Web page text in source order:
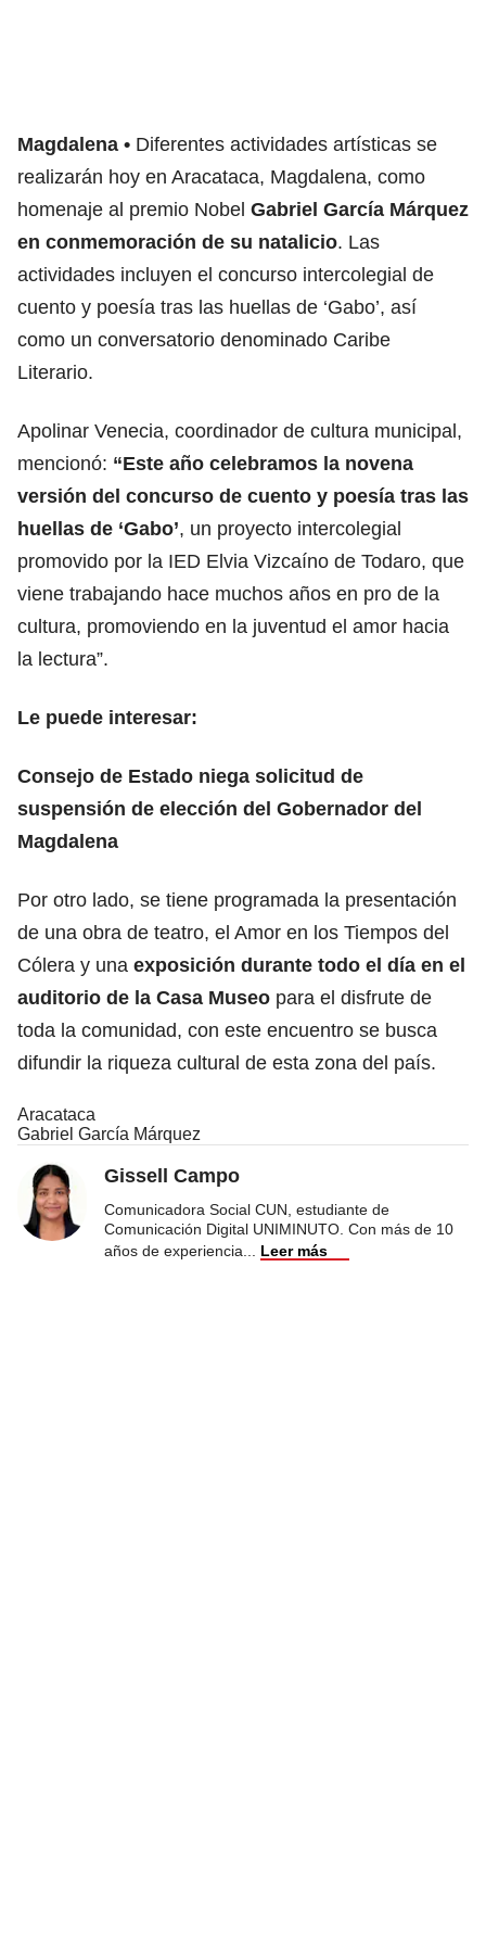
Magdalena
Diferentes actividades artísticas se
realizarán hoy en Aracataca, Magdalena, como
homenaje al premio Nobel Gabriel García Márquez
en conmemoración de su natalicio. Las
actividades incluyen el concurso intercolegial de
cuento y poesía tras las huellas de ‘Gabo’, así
como un conversatorio denominado Caribe
Literario.
Apolinar Venecia, coordinador de cultura municipal,
mencionó: “Este año celebramos la novena
versión del concurso de cuento y poesía tras las
huellas de ‘Gabo’, un proyecto intercolegial
promovido por la IED Elvia Vizcaíno de Todaro, que
viene trabajando hace muchos años en pro de la
cultura, promoviendo en la juventud el amor hacia
la lectura”.
Le puede interesar:
Consejo de Estado niega solicitud de
suspensión de elección del Gobernador del
Magdalena
Por otro lado, se tiene programada la presentación
de una obra de teatro, el Amor en los Tiempos del
Cólera y una exposición durante todo el día en el
auditorio de la Casa Museo para el disfrute de
toda la comunidad, con este encuentro se busca
difundir la riqueza cultural de esta zona del país.
Aracataca
Gabriel García Márquez
Gissell Campo
Comunicadora Social CUN, estudiante de
Comunicación Digital UNIMINUTO. Con más de 10
años de experiencia
Leer más